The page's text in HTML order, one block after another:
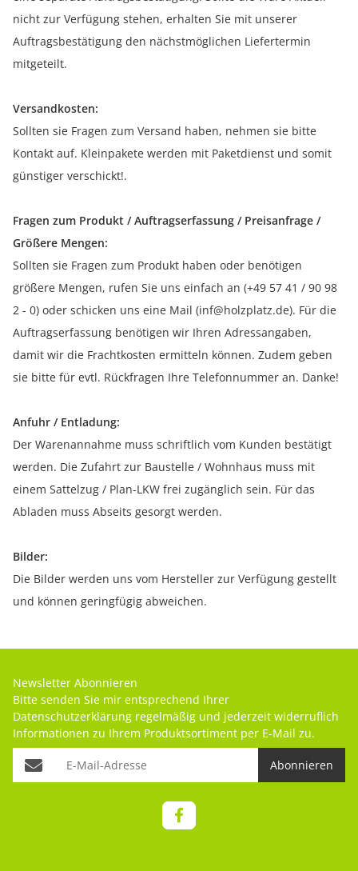
nicht zur Verfügung stehen, erhalten Sie mit unserer
Auftragsbestätigung den nächstmöglichen Liefertermin
mitgeteilt.
Versandkosten:
Sollten sie Fragen zum Versand haben, nehmen sie bitte
Kontakt auf. Kleinpakete werden mit Paketdienst und somit
günstiger verschickt!.
Fragen zum Produkt / Auftragserfassung / Preisanfrage /
Größere Mengen:
Sollten sie Fragen zum Produkt haben oder benötigen
größere Mengen, rufen Sie uns einfach an (+49 57 41 / 90 98
2 - 0) oder schicken uns eine Mail (inf@holzplatz.de). Für die
Auftragserfassung benötigen wir Ihren Adressangaben,
damit wir die Frachtkosten ermitteln können. Zudem geben
sie bitte für evtl. Rückfragen Ihre Telefonnummer an. Danke!
Anfuhr / Entladung:
Der Warenannahme muss schriftlich vom Kunden bestätigt
werden. Die Zufahrt zur Baustelle / Wohnhaus muss mit
einem Sattelzug / Plan-LKW frei zugänglich sein. Für das
Abladen muss Abseits gesorgt werden.
Bilder:
Die Bilder werden uns vom Hersteller zur Verfügung gestellt
und können geringfügig abweichen.
Newsletter Abonnieren
Bitte senden Sie mir entsprechend Ihrer
Datenschutzerklärung regelmäßig und jederzeit widerruflich
Informationen zu Ihrem Produktsortiment per E-Mail zu.
Abonnieren